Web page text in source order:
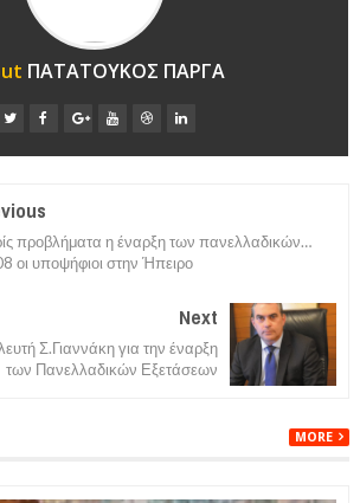
ΠΑΤΑΤΟΥΚΟΣ ΠΑΡΓΑ
προβλήματα η έναρξη των πανελλαδικών…
οι υποψήφιοι στην Ήπειρο
Next
Σ.Γιαννάκη για την έναρξη
των Πανελλαδικών Εξετάσεων
MORE